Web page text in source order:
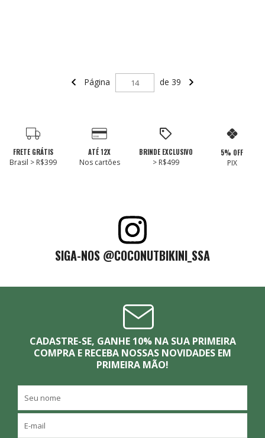
Página de 39
FRETE GRÁTIS
Brasil > R$399
ATÉ 12X
Nos cartões
BRINDE EXCLUSIVO
> R$499
5% OFF
PIX
SIGA-NOS @COCONUTBIKINI_SSA
CADASTRE-SE, GANHE 10% NA SUA PRIMEIRA
COMPRA E RECEBA NOSSAS NOVIDADES EM
PRIMEIRA MÃO!